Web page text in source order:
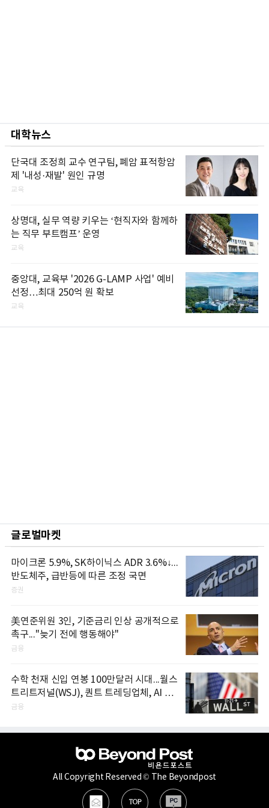
대학뉴스
단국대 조정희 교수 연구팀, 폐암 표적항암
제 '내성·재발' 원인 규명
교육
상명대, 실무 역량 키우는 ‘현직자와 함께하
는 직무 부트캠프’ 운영
교육
중앙대, 교육부 '2026 G-LAMP 사업' 예비
선정…최대 250억 원 확보
교육
글로벌마켓
마이크론 5.9%, SK하이닉스 ADR 3.6%↓...
반도체주, 급반등에 따른 조정 국면
증권
美연준위원 3인, 기준금리 인상 공개적으로
촉구..."늦기 전에 행동해야"
금융
수학 천재 신입 연봉 100만달러 시대...월스
트리트저널(WSJ), 퀀트 트레딩업체, AI 기
업들 인재 확보 경쟁
금융
All Copyright Reserved © The Beyondpost